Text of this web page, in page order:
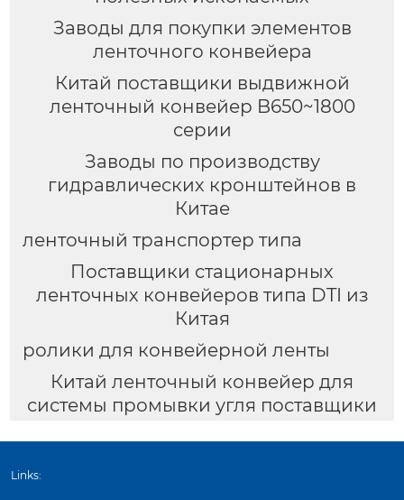
Заводы для покупки элементов
ленточного конвейера
Китай поставщики выдвижной
ленточный конвейер B650~1800
серии
Заводы по производству
гидравлических кронштейнов в
Китае
ленточный транспортер типа
Поставщики стационарных
ленточных конвейеров типа DTI из
Китая
ролики для конвейерной ленты
Китай ленточный конвейер для
системы промывки угля поставщики
Links: